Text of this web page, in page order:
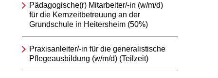
Pädagogische(r) Mitarbeiter/-in (w/m/d)
für die Kernzeitbetreuung an der
Grundschule in Heitersheim (50%)
Praxisanleiter/-in für die generalistische
Pflegeausbildung (w/m/d) (Teilzeit)